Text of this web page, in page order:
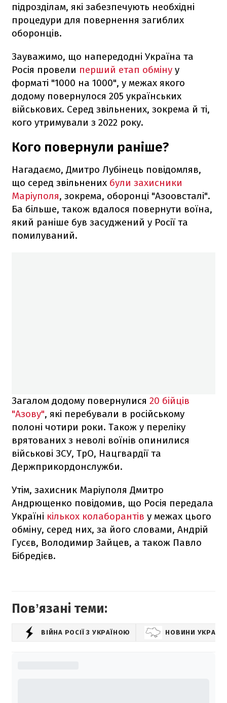
підрозділам, які забезпечують необхідні
процедури для повернення загиблих
оборонців.
Зауважимо, що напередодні Україна та
Росія провели перший етап обміну у
форматі "1000 на 1000", у межах якого
додому повернулося 205 українських
військових. Серед звільнених, зокрема й ті,
кого утримували з 2022 року.
Кого повернули раніше?
Нагадаємо, Дмитро Лубінець повідомляв,
що серед звільнених були захисники
Маріуполя, зокрема, оборонці "Азоовсталі".
Ба більше, також вдалося повернути воїна,
який раніше був засуджений у Росії та
помилуваний.
Загалом додому повернулися 20 бійців
"Азову", які перебували в російському
полоні чотири роки. Також у переліку
врятованих з неволі воїнів опинилися
військові ЗСУ, ТрО, Нацгвардії та
Держприкордонслужби.
Утім, захисник Маріуполя Дмитро
Андрющенко повідомив, що Росія передала
Україні кількох колаборантів у межах цього
обміну, серед них, за його словами, Андрій
Гусєв, Володимир Зайцев, а також Павло
Бібредієв.
Повʼязані теми:
ВІЙНА РОСІЇ З УКРАЇНОЮ НОВИНИ